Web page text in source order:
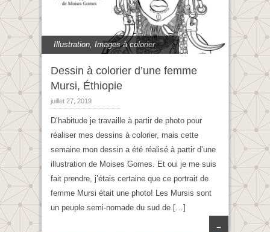
Illustration, Images à colorier
Dessin à colorier d’une femme
Mursi, Éthiopie
juillet 27, 2019
D’habitude je travaille à partir de photo pour
réaliser mes dessins à colorier, mais cette
semaine mon dessin a été réalisé à partir d’une
illustration de Moises Gomes. Et oui je me suis
fait prendre, j’étais certaine que ce portrait de
femme Mursi était une photo! Les Mursis sont
un peuple semi-nomade du sud de […]
→